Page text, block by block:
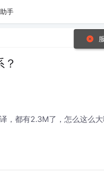
手
，都有2.3M了，怎么这么